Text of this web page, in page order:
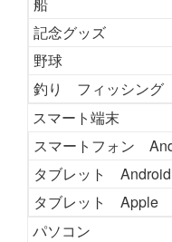
記念グッズ
野球
釣り フィッシング
スマート端末
スマートフォン
タブレット Android
タブレット Apple
パソコン